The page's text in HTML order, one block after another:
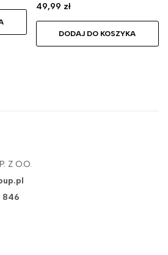
49,99 zł
DODAJ DO KOSZYKA
Z O.O.
846